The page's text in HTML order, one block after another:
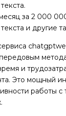
за 2 000
и другие
и
Это мощный
работы с